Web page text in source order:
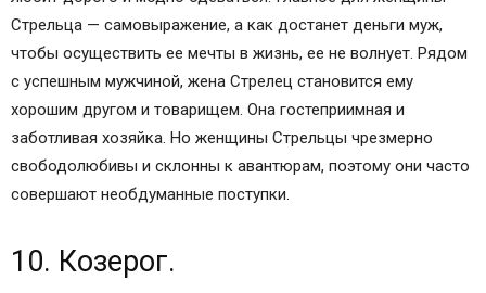
любит дорого и модно одеваться. Главное для женщины
Стрельца — самовыражение, а как достанет деньги муж,
чтобы осуществить ее мечты в жизнь, ее не волнует. Рядом
с успешным мужчиной, жена Стрелец становится ему
хорошим другом и товарищем. Она гостеприимная и
заботливая хозяйка. Но женщины Стрельцы чрезмерно
свободолюбивы и склонны к авантюрам, поэтому они часто
10. Козерог.